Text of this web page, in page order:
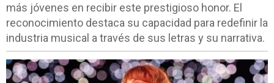
más jóvenes en recibir este prestigioso honor. El
reconocimiento destaca su capacidad para redefinir la
industria musical a través de sus letras y su narrativa.